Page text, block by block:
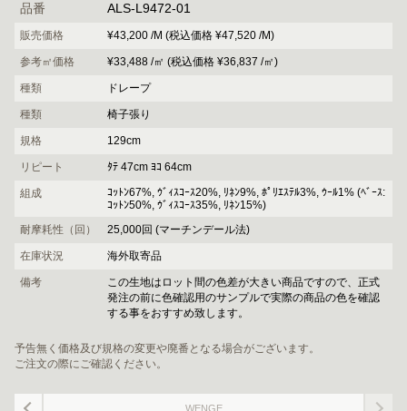
品番 ALS-L9472-01
販売価格 ¥43,200 /M (税込価格 ¥47,520 /M)
参考㎡価格 ¥33,488 /㎡ (税込価格 ¥36,837 /㎡)
種類 ドレープ
種類 椅子張り
規格 129cm
リピート ﾀﾃ 47cm ﾖｺ 64cm
組成
ｺｯﾄﾝ67%, ｳﾞｨｽｺｰｽ20%, ﾘﾈﾝ9%, ﾎﾟﾘｴｽﾃﾙ3%, ｳｰﾙ1% (ﾍﾞｰｽ:
ｺｯﾄﾝ50%, ｳﾞｨｽｺｰｽ35%, ﾘﾈﾝ15%)
耐摩耗性（回）
25,000回 (マーチンデール法)
在庫状況 海外取寄品
備考
この生地はロット間の色差が大きい商品ですので、正式
発注の前に色確認用のサンプルで実際の商品の色を確認
する事をおすすめ致します。
予告無く価格及び規格の変更や廃番となる場合がございます。
ご注文の際にご確認ください。
WENGE